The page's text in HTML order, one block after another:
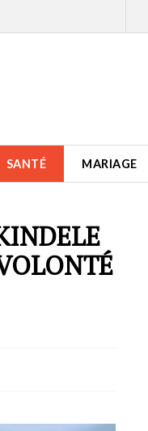
SANTÉ MARIAGE